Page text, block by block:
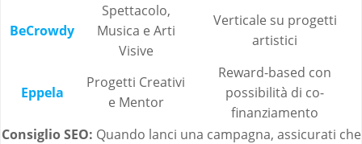
BeCrowdy
Spettacolo,
Musica e Arti
Visive
Verticale su progetti
artistici
Eppela
Progetti Creativi
e Mentor
Reward-based con
possibilità di co-
finanziamento
Consiglio SEO: Quando lanci una campagna, assicurati che